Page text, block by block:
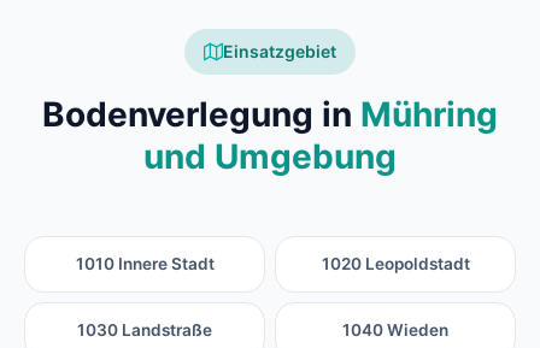
Einsatzgebiet
Bodenverlegung in Mühring
und Umgebung
1010 Innere Stadt 1020 Leopoldstadt
1030 Landstraße 1040 Wieden